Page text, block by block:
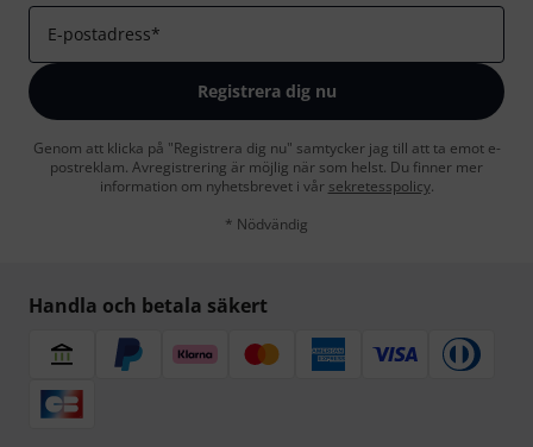
E-postadress*
Registrera dig nu
Genom att klicka på "Registrera dig nu" samtycker jag till att ta emot e-
postreklam. Avregistrering är möjlig när som helst. Du finner mer
information om nyhetsbrevet i vår sekretesspolicy.
* Nödvändig
Handla och betala säkert